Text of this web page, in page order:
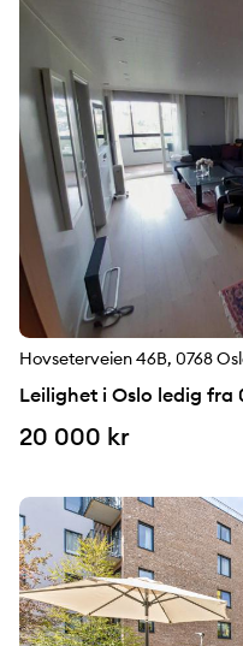
Hovseterveien 46B, 0768
Leilighet i Oslo ledig fra
20 000 kr